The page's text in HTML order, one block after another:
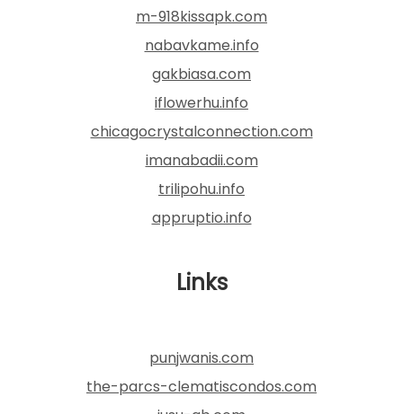
m-918kissapk.com
nabavkame.info
gakbiasa.com
iflowerhu.info
chicagocrystalconnection.com
imanabadii.com
trilipohu.info
appruptio.info
Links
punjwanis.com
the-parcs-clematiscondos.com